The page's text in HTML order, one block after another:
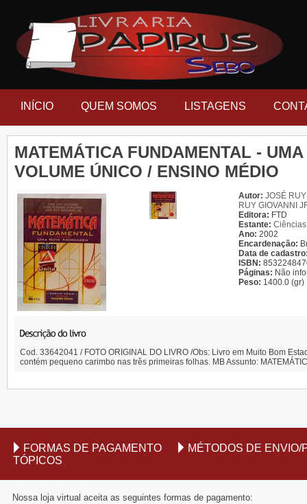
INÍCIO QUEM SOMOS LISTAGENS
MATEMÁTICA FUNDAMENTAL -
VOLUME ÚNICO / ENSINO MÉDIO
Autor: JOSÉ
RUY GIOVANNI
Editora: FTD
Estante:
Ano: 2002
Encardenação:
Data de
ISBN:
Páginas: Não
Peso: 1400.0 (gr)
Cod. 33642041 / FOTO ORIGINAL DO LIVRO /Obs: Livro em Muito Bom
contém pequeno carimbo nas três primeiras folhas. MB Assunto:
FORMAS DE PAGAMENTO
MÉTODOS DE
TÓPICOS
Nossa loja virtual aceita as seguintes formas de pagamento: